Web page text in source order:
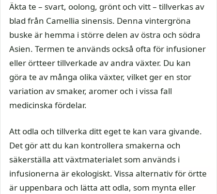
Äkta te – svart, oolong, grönt och vitt – tillverkas av
blad från Camellia sinensis. Denna vintergröna
buske är hemma i större delen av östra och södra
Asien. Termen te används också ofta för infusioner
eller örtteer tillverkade av andra växter. Du kan
göra te av många olika växter, vilket ger en stor
variation av smaker, aromer och i vissa fall
medicinska fördelar.
Att odla och tillverka ditt eget te kan vara givande.
Det gör att du kan kontrollera smakerna och
säkerställa att växtmaterialet som används i
infusionerna är ekologiskt. Vissa alternativ för örtte
är uppenbara och lätta att odla, som mynta eller